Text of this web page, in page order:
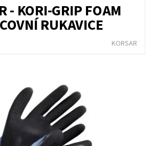
- KORI-GRIP FOAM
RUKAVICE
KORSAR